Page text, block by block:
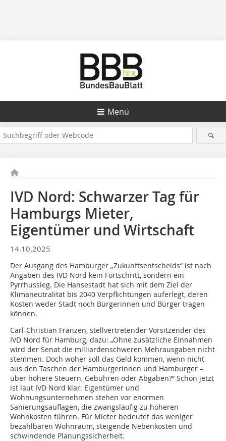
Menü
IVD Nord: Schwarzer Tag für
Hamburgs Mieter,
Eigentümer und Wirtschaft
14.10.2025
Der Ausgang des Hamburger „Zukunftsentscheids“ ist nach
Angaben des IVD Nord kein Fortschritt, sondern ein
Pyrrhussieg. Die Hansestadt hat sich mit dem Ziel der
Klimaneutralität bis 2040 Verpflichtungen auferlegt, deren
Kosten weder Stadt noch Bürgerinnen und Bürger tragen
können.
Carl-Christian Franzen, stellvertretender Vorsitzender des
IVD Nord für Hamburg, dazu: „Ohne zusätzliche Einnahmen
wird der Senat die milliardenschweren Mehrausgaben nicht
stemmen. Doch woher soll das Geld kommen, wenn nicht
aus den Taschen der Hamburgerinnen und Hamburger –
über höhere Steuern, Gebühren oder Abgaben?“ Schon jetzt
ist laut IVD Nord klar: Eigentümer und
Wohnungsunternehmen stehen vor enormen
Sanierungsauflagen, die zwangsläufig zu höheren
Wohnkosten führen. Für Mieter bedeutet das weniger
bezahlbaren Wohnraum, steigende Nebenkosten und
schwindende Planungssicherheit.